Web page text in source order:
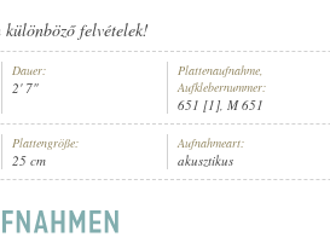
TÁVÍRDA ALTISZTEK ÉS SZOLGÁK ORSZÁGOS
különböző felvételek!
Dauer:
2' 7"
Plattenaufnahme,
Aufklebernummer:
651 [1], M 651
Plattengröße:
25 cm
Aufnahmeart:
akusztikus